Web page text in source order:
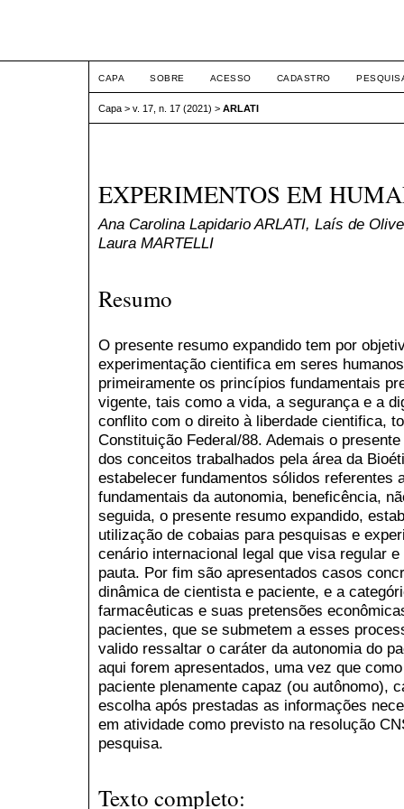
CAPA SOBRE ACESSO CADASTRO
Capa > v. 17, n. 17 (2021) > ARLATI
EXPERIMENTOS EM
Ana Carolina Lapidario ARLATI, Laís de
Laura MARTELLI
Resumo
O presente resumo expandido tem por
experimentação cientifica em seres
primeiramente os princípios fundamentais
vigente, tais como a vida, a segurança e a
conflito com o direito à liberdade cientifica,
Constituição Federal/88. Ademais o
dos conceitos trabalhados pela área da
estabelecer fundamentos sólidos referentes
fundamentais da autonomia, beneficência,
seguida, o presente resumo expandido,
utilização de cobaias para pesquisas e
cenário internacional legal que visa regular
pauta. Por fim são apresentados casos
dinâmica de cientista e paciente, e a
farmacêuticas e suas pretensões
pacientes, que se submetem a esses
valido ressaltar o caráter da autonomia do
aqui forem apresentados, uma vez que
paciente plenamente capaz (ou autônomo),
escolha após prestadas as informações
em atividade como previsto na resolução
pesquisa.
Texto completo: